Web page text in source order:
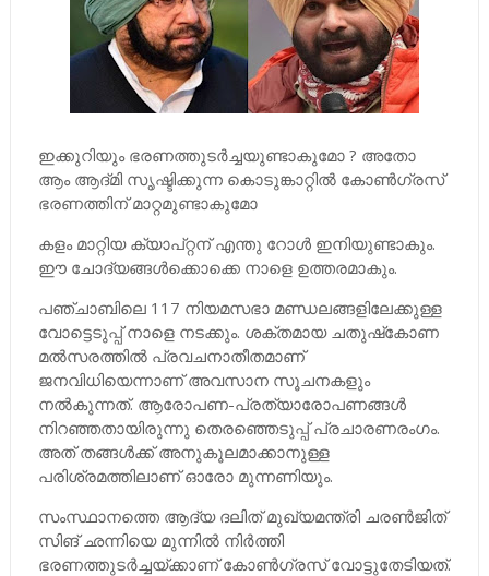
ഇക്കുറിയും ഭരണത്തുടര്‍ച്ചയുണ്ടാകുമോ ? അതോ
ആം ആദ്മി സൃഷ്ടിക്കുന്ന കൊടുങ്കാറ്റില്‍ കോണ്‍ഗ്രസ്
ഭരണത്തിന് മാറ്റമുണ്ടാകുമോ
കളം മാറ്റിയ ക്യാപ്റ്റന് എന്തു റോള്‍ ഇനിയുണ്ടാകും.
ഈ ചോദ്യങ്ങള്‍ക്കൊക്കെ നാളെ ഉത്തരമാകും.
പഞ്ചാബിലെ 117 നിയമസഭാ മണ്ഡലങ്ങളിലേക്കുള്ള
വോട്ടെടുപ്പ് നാളെ നടക്കും. ശക്തമായ ചതുഷ്‌കോണ
മല്‍സരത്തില്‍ പ്രവചനാതീതമാണ്
ജനവിധിയെന്നാണ് അവസാന സൂചനകളും
നല്‍കുന്നത്. ആരോപണ-പ്രത്യാരോപണങ്ങള്‍
നിറഞ്ഞതായിരുന്നു തെരഞ്ഞെടുപ്പ് പ്രചാരണരംഗം.
അത് തങ്ങള്‍ക്ക് അനുകൂലമാക്കാനുള്ള
പരിശ്രമത്തിലാണ് ഓരോ മുന്നണിയും.
സംസ്ഥാനത്തെ ആദ്യ ദലിത് മുഖ്യമന്ത്രി ചരണ്‍ജിത്
സിങ് ഛന്നിയെ മുന്നില്‍ നിര്‍ത്തി
ഭരണത്തുടര്‍ച്ചയ്ക്കാണ്‌ കോണ്‍ഗ്രസ് വോട്ടുതേടിയത്.